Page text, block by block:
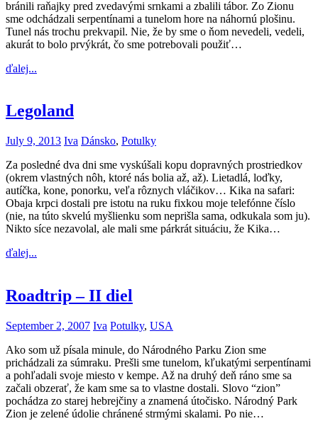
bránili raňajky pred zvedavými srnkami a zbalili tábor. Zo Zionu
sme odchádzali serpentínami a tunelom hore na náhornú plošinu.
Tunel nás trochu prekvapil. Nie, že by sme o ňom nevedeli, vedeli,
akurát to bolo prvýkrát, čo sme potrebovali použiť…
ďalej...
Legoland
July 9, 2013 Iva Dánsko, Potulky
Za posledné dva dni sme vyskúšali kopu dopravných prostriedkov
(okrem vlastných nôh, ktoré nás bolia až, až). Lietadlá, loďky,
autíčka, kone, ponorku, veľa rôznych vláčikov… Kika na safari:
Obaja krpci dostali pre istotu na ruku fixkou moje telefónne číslo
(nie, na túto skvelú myšlienku som neprišla sama, odkukala som ju).
Nikto síce nezavolal, ale mali sme párkrát situáciu, že Kika…
ďalej...
Roadtrip – II diel
September 2, 2007 Iva Potulky, USA
Ako som už písala minule, do Národného Parku Zion sme
prichádzali za súmraku. Prešli sme tunelom, kľukatými serpentínami
a pohľadali svoje miesto v kempe. Až na druhý deň ráno sme sa
začali obzerať, že kam sme sa to vlastne dostali. Slovo “zion”
pochádza zo starej hebrejčiny a znamená útočisko. Národný Park
Zion je zelené údolie chránené strmými skalami. Po nie…